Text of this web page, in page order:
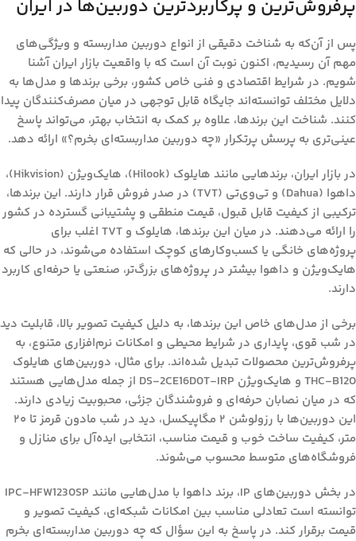
پرفروش‌ترین و پرکاربردترین دوربین‌ها در ایران
پس از آن‌که به شناخت دقیقی از انواع دوربین مداربسته و ویژگی‌های
مهم آن رسیدیم، اکنون نوبت آن است که با واقعیت بازار ایران آشنا
شویم. در شرایط اقتصادی و فنی خاص کشور، برخی برندها و مدل‌ها به
دلایل مختلف توانسته‌اند جایگاه قابل توجهی در میان مصرف‌کنندگان پیدا
کنند. شناخت این برندها، علاوه بر کمک به انتخاب بهتر، می‌تواند پاسخ
عینی‌تری به پرسش پرتکرار «چه دوربین مداربسته‌ای بخرم؟» ارائه دهد.
در بازار ایران، برندهایی مانند
هایلوک (Hilook)، هایک‌ویژن (Hikvision)،
داهوا (Dahua)
و تی‌وی‌تی (TVT)
در صدر فروش قرار دارند. این برندها،
ترکیبی از کیفیت قابل قبول، قیمت منطقی و پشتیبانی گسترده در کشور
را ارائه می‌دهند. در میان این برندها، هایلوک و TVT اغلب برای
پروژه‌های خانگی یا کسب‌وکارهای کوچک استفاده می‌شوند، در حالی که
هایک‌ویژن و داهوا بیشتر در پروژه‌های بزرگ‌تر، صنعتی یا حرفه‌ای کاربرد
دارند.
برخی از مدل‌های خاص این برندها، به دلیل کیفیت تصویر بالا، قابلیت دید
در شب قوی، پایداری در شرایط محیطی و امکانات نرم‌افزاری متنوع، به
پرفروش‌ترین محصولات تبدیل شده‌اند. برای مثال، دوربین‌های هایلوک
THC-B120 و هایک‌ویژن DS-2CE16D0T-IRP
از جمله مدل‌هایی هستند
که در میان نصابان حرفه‌ای و فروشندگان جزئی، محبوبیت زیادی دارند.
این دوربین‌ها با رزولوشن ۲ مگاپیکسل، دید در شب مادون قرمز تا ۲۰
متر، کیفیت ساخت خوب و قیمت مناسب، انتخابی ایده‌آل برای منازل و
فروشگاه‌های متوسط محسوب می‌شوند.
در بخش دوربین‌های IP، برند
داهوا با مدل‌هایی مانند IPC-HFW1230SP
توانسته است تعادلی مناسب بین امکانات شبکه‌ای، کیفیت تصویر و
قیمت برقرار کند. در پاسخ به این سؤال که چه دوربین مداربسته‌ای بخرم